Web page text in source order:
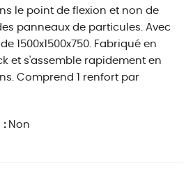
le point de flexion et non de
panneaux de particules. Avec
1500x1500x750. Fabriqué en
et s'assemble rapidement en
Comprend 1 renfort par
: Non